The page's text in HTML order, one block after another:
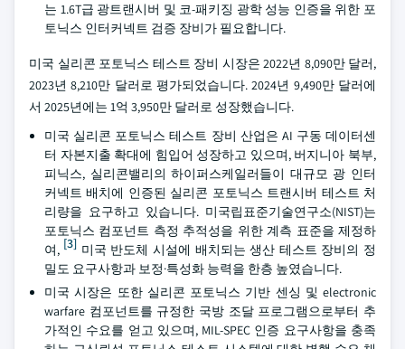
는 1.6T급 광트랜시버 및 코-패키징 광학 성능 인증을 위한 포
토닉스 인터커넥트 검증 장비가 필요합니다.
미국 실리콘 포토닉스 테스트 장비 시장은 2022년 8,090만 달러,
2023년 8,210만 달러로 평가되었습니다. 2024년 9,490만 달러에
서 2025년에는 1억 3,950만 달러로 성장했습니다.
미국 실리콘 포토닉스 테스트 장비 산업은 AI 구동 데이터센
터 자본지출 확대에 힘입어 성장하고 있으며, 버지니아 북부,
피닉스, 실리콘밸리의 하이퍼스케일러들이 대규모 광 인터
커넥트 배치에 인증된 실리콘 포토닉스 트랜시버 테스트 처
리량을 요구하고 있습니다. 미국립표준기술연구소(NIST)는
포토닉스 컴포넌트 측정 추적성을 위한 계측 표준을 제정하
여, [3] 미국 반도체 시설에 배치되는 생산 테스트 장비의 정
밀도 요구사항과 보정·특성화 능력을 한층 높였습니다.
미국 시장은 또한 실리콘 포토닉스 기반 센싱 및 electronic
warfare 컴포넌트를 규정한 국방 조달 프로그램으로부터 추
가적인 수요를 얻고 있으며, MIL-SPEC 인증 요구사항을 충족